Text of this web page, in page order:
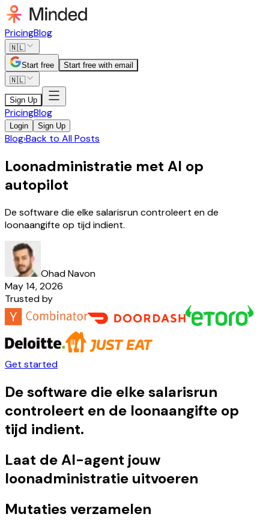
PricingBlog
🇳🇱
Start free
Start free with email
🇳🇱
Sign Up
PricingBlog
Login Sign Up
Blog›Back to All Posts
Loonadministratie met AI op
autopilot
De software die elke salarisrun controleert en de
loonaangifte op tijd indient.
Ohad Navon
May 14, 2026
Trusted by
Get started
De software die elke salarisrun
controleert en de loonaangifte op
tijd indient.
Laat de AI-agent jouw
loonadministratie uitvoeren
Mutaties verzamelen